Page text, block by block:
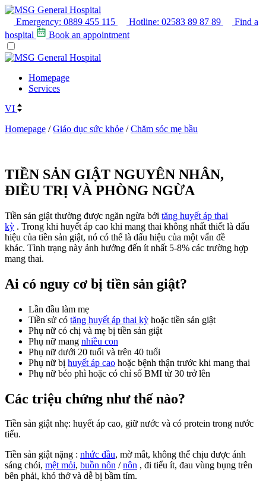
Emergency: 0889 455 115 Hotline: 02583 89 87 89
Find a
hospital
Book an appointment
Homepage
Services
VI
Homepage /Giáo dục sức khỏe /Chăm sóc mẹ bầu
TIỀN SẢN GIẬT NGUYÊN NHÂN,
ĐIỀU TRỊ VÀ PHÒNG NGỪA
Tiền sản giật thường được ngăn ngừa bởi tăng huyết áp thai
kỳ . Trong khi huyết áp cao khi mang thai không nhất thiết là dấu
hiệu của tiền sản giật, nó có thể là dấu hiệu của một vấn đề
khác. Tình trạng này ảnh hưởng đến ít nhất 5-8% các trường hợp
mang thai.
Ai có nguy cơ bị tiền sản giật?
Lần đầu làm mẹ
Tiền sử có tăng huyết áp thai kỳ hoặc tiền sản giật
Phụ nữ có chị và mẹ bị tiền sản giật
Phụ nữ mang nhiều con
Phụ nữ dưới 20 tuổi và trên 40 tuổi
Phụ nữ bị huyết áp cao hoặc bệnh thận trước khi mang thai
Phụ nữ béo phì hoặc có chỉ số BMI từ 30 trở lên
Các triệu chứng như thế nào?
Tiền sản giật nhẹ: huyết áp cao, giữ nước và có protein trong nước
tiểu.
Tiền sản giật nặng : nhức đầu, mờ mắt, không thể chịu được ánh
sáng chói, mệt mỏi, buồn nôn /nôn , đi tiểu ít, đau vùng bụng trên
bên phải, khó thở và dễ bị bầm tím.